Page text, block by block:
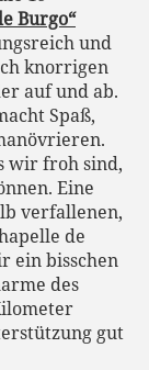
Burgo“
und
knorrigen
auf und ab.
Spaß,
wir froh sind,
Eine
verfallenen,
de
ein bisschen
des
gut